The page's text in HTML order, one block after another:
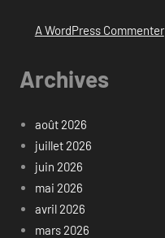
A WordPress Commenter
Archives
août 2026
juillet 2026
juin 2026
mai 2026
avril 2026
mars 2026